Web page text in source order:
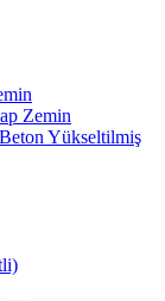
Zemin
Yükseltilmiş